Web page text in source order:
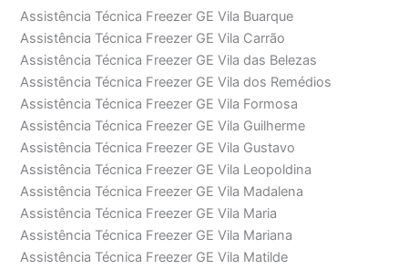
Assistência Técnica Freezer GE Vila Buarque
Assistência Técnica Freezer GE Vila Carrão
Assistência Técnica Freezer GE Vila das Belezas
Assistência Técnica Freezer GE Vila dos Remédios
Assistência Técnica Freezer GE Vila Formosa
Assistência Técnica Freezer GE Vila Guilherme
Assistência Técnica Freezer GE Vila Gustavo
Assistência Técnica Freezer GE Vila Leopoldina
Assistência Técnica Freezer GE Vila Madalena
Assistência Técnica Freezer GE Vila Maria
Assistência Técnica Freezer GE Vila Mariana
Assistência Técnica Freezer GE Vila Matilde